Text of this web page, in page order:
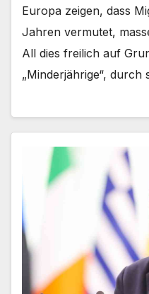
Europa zeigen, dass
Jahren vermutet,
All dies freilich auf
„Minderjährige“, durch